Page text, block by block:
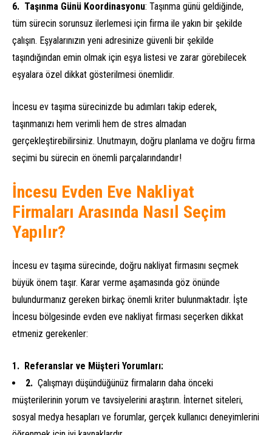
Taşınma Günü Koordinasyonu: Taşınma günü geldiğinde,
tüm sürecin sorunsuz ilerlemesi için firma ile yakın bir şekilde
çalışın. Eşyalarınızın yeni adresinize güvenli bir şekilde
taşındığından emin olmak için eşya listesi ve zarar görebilecek
eşyalara özel dikkat gösterilmesi önemlidir.
İncesu ev taşıma sürecinizde bu adımları takip ederek,
taşınmanızı hem verimli hem de stres almadan
gerçekleştirebilirsiniz. Unutmayın, doğru planlama ve doğru firma
seçimi bu sürecin en önemli parçalarındandır!
İncesu Evden Eve Nakliyat
Firmaları Arasında Nasıl Seçim
Yapılır?
İncesu ev taşıma sürecinde, doğru nakliyat firmasını seçmek
büyük önem taşır. Karar verme aşamasında göz önünde
bulundurmanız gereken birkaç önemli kriter bulunmaktadır. İşte
İncesu bölgesinde evden eve nakliyat firması seçerken dikkat
etmeniz gerekenler:
Referanslar ve Müşteri Yorumları:
Çalışmayı düşündüğünüz firmaların daha önceki
müşterilerinin yorum ve tavsiyelerini araştırın. İnternet siteleri,
sosyal medya hesapları ve forumlar, gerçek kullanıcı deneyimlerini